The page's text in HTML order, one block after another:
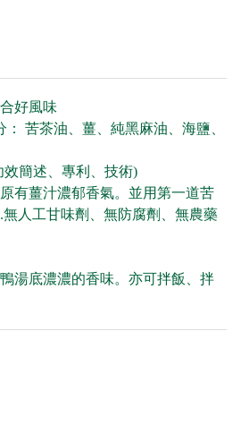
好風味
： 苦茶油、薑、純黑麻油、海鹽、
簡述、專利、技術)
有薑汁濃郁香氣。並用第一道苦
人工甘味劑、無防腐劑、無農藥
湯底濃濃的香味。亦可拌飯、拌